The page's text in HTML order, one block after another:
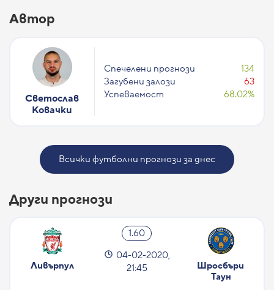
Автор
Светослав
Ковачки
Спечелени прогнози
134
Загубени залози
63
Успеваемост
68.02%
Всички футболни прогнози за днес
Други прогнози
Ливърпул
1.60
04-02-2020,
21:45
Шросбъри
Таун